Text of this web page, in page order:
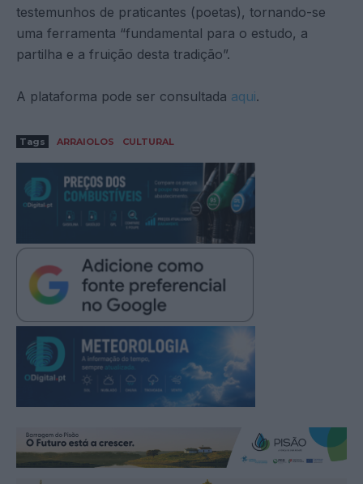
testemunhos de praticantes (poetas), tornando-se
uma ferramenta “fundamental para o estudo, a
partilha e a fruição desta tradição”.
A plataforma pode ser consultada aqui.
Tags ARRAIOLOS CULTURAL